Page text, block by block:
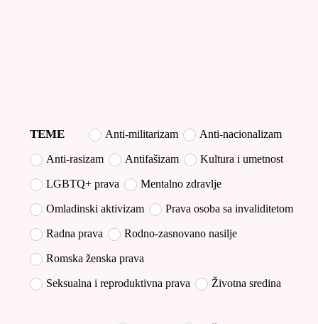
TEME Anti-militarizam Anti-nacionalizam
Anti-rasizam Antifašizam Kultura i umetnost
LGBTQ+ prava Mentalno zdravlje
Omladinski aktivizam Prava osoba sa invaliditetom
Radna prava Rodno-zasnovano nasilje
Romska ženska prava
Seksualna i reproduktivna prava Životna sredina